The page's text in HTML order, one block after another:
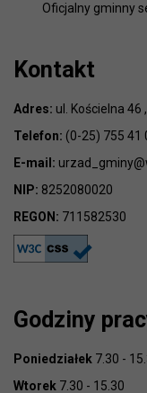
Oficjalny gminny
Kontakt
Adres: ul. Kościelna 46
Telefon: (0-25) 755 41
E-mail:
NIP: 8252080020
REGON: 711582530
Godziny
Poniedziałek 7.30 -
Wtorek 7.30 - 15.30